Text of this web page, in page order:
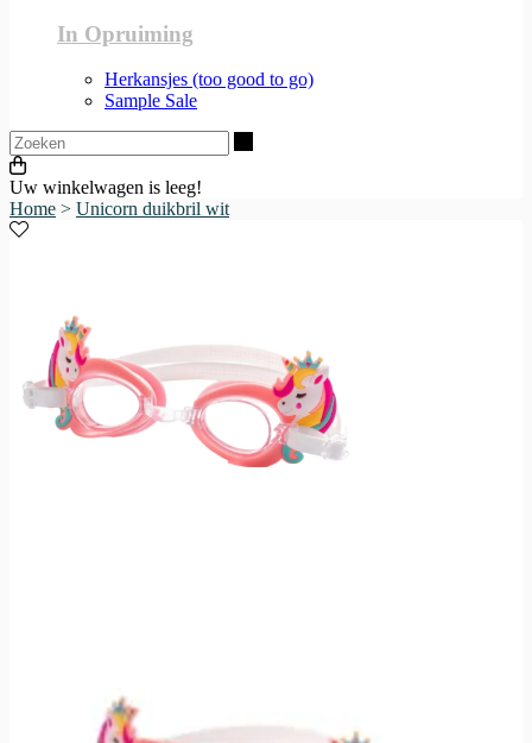
In Opruiming
Herkansjes (too good to go)
Sample Sale
Uw winkelwagen is leeg!
Home > Unicorn duikbril wit